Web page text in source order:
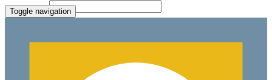
Toggle navigation
Paste Target